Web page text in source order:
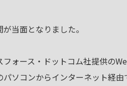
当面となりました。
ォース・ドットコム社提供の
ソコンからインターネット経由